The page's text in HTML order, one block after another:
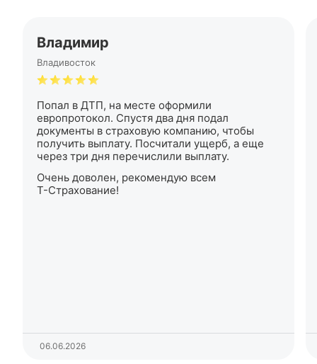
Владимир
Владивосток
Попал в ДТП, на месте оформили
европротокол. Спустя два дня подал
документы в страховую компанию, чтобы
получить выплату. Посчитали ущерб, а еще
через три дня перечислили выплату.
Очень доволен, рекомендую всем
Т-Страхование!
06.06.2026